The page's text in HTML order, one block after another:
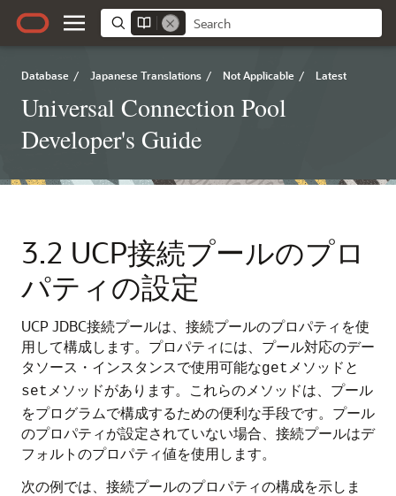
Database / Japanese Translations / Not Applicable / Latest
Universal Connection Pool
Developer's Guide
3.2 UCP接続プールのプロ
パティの設定
UCP JDBC接続プールは、接続プールのプロパティを使
用して構成します。プロパティには、プール対応のデー
タソース・インスタンスで使用可能なget メソッドと
set メソッドがあります。これらのメソッドは、プール
をプログラムで構成するための便利な手段です。プール
のプロパティが設定されていない場合、接続プールはデ
フォルトのプロパティ値を使用します。
次の例では、接続プールのプロパティの構成を示しま